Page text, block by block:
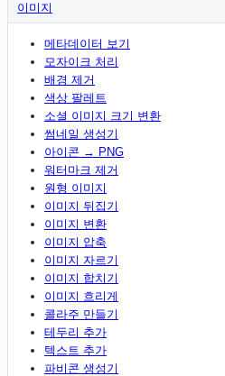
이미지
메타데이터 보기
모자이크 처리
배경 제거
색상 팔레트
소셜 이미지 크기 변환
썸네일 생성기
아이콘 → PNG
워터마크 제거
원형 이미지
이미지 뒤집기
이미지 변환
이미지 압축
이미지 자르기
이미지 합치기
이미지 흐리게
콜라주 만들기
테두리 추가
텍스트 추가
파비콘 생성기